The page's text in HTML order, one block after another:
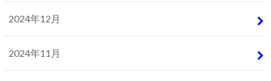
2024年12月
2024年11月